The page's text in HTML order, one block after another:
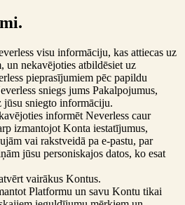
visu informāciju, kas attiecas uz
un nekavējoties atbildēsiet uz
pieprasījumiem pēc papildu
sniegs jums Pakalpojumus,
jūsu sniegto informāciju.
informēt Neverless caur
izmantojot Konta iestatījumus,
vai rakstveidā pa e-pastu, par
jūsu personiskajos datos, ko esat
vairākus Kontus.
Platformu un savu Kontu tikai